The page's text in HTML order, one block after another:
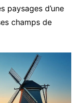
paysages d’une
champs de